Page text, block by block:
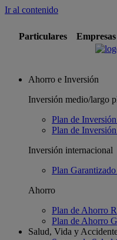
Ir al contenido
Particulares Empresas
Ahorro e Inversión
Inversión medio/largo
Plan de
Plan de
Inversión internacional
Plan
Ahorro
Plan de Ahorro
Plan de Ahorro
Salud, Vida y